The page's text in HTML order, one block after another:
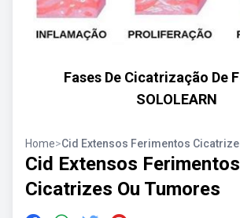
Fases De Cicatrização De
SOLOLEARN
Home>Cid Extensos Ferimentos
Cid Extensos Ferimentos
Cicatrizes Ou Tumores